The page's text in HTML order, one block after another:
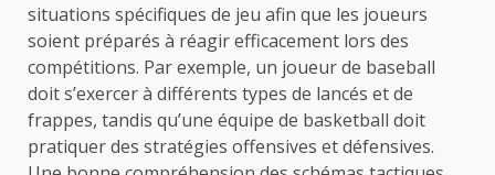
situations spécifiques de jeu afin que les joueurs
soient préparés à réagir efficacement lors des
compétitions. Par exemple, un joueur de baseball
doit s’exercer à différents types de lancés et de
frappes, tandis qu’une équipe de basketball doit
pratiquer des stratégies offensives et défensives.